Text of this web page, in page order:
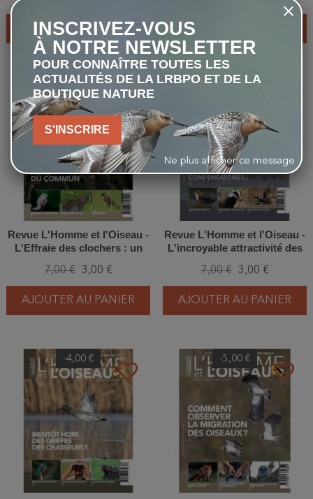
AJOUTER AU PANIER AJOUTER AU PANIER
favorite_border
Revue L'Homme et l'Oiseau -
L'Effraie des clochers : un
3/2022
7,00 € 3,00 €
AJOUTER AU PANIER
Revue L'Homme et l'Oiseau -
L'incroyable attractivité des
2/2021
7,00 € 3,00 €
AJOUTER AU PANIER
favorite_border
-4,00 €
favorite_border
-5,00 €
INSCRIVEZ-VOUS
À NOTRE NEWSLETTER
POUR CONNAÎTRE TOUTES LES
ACTUALITÉS DE LA LRBPO ET DE LA
BOUTIQUE NATURE
S'INSCRIRE
Ne plus afficher ce message